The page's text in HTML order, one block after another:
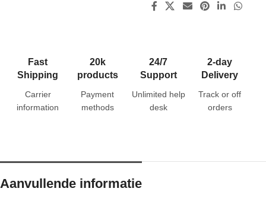
Fast
Shipping
Carrier
information
20k
products
Payment
methods
24/7
Support
Unlimited help
desk
2-day
Delivery
Track or off
orders
Aanvullende informatie